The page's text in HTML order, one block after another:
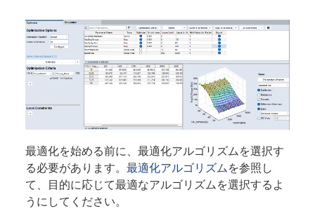
最適化を始める前に、最適化アルゴリズムを選択す
る必要があります。 最適化アルゴリズムを参照し
て、目的に応じて最適なアルゴリズムを選択するよ
うにしてください。